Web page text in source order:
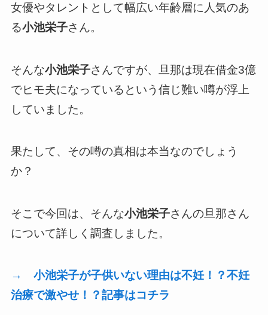
女優やタレントとして幅広い年齢層に人気のあ
る小池栄子さん。
そんな小池栄子さんですが、旦那は現在借金3億
でヒモ夫になっているという信じ難い噂が浮上
していました。
果たして、その噂の真相は本当なのでしょう
か？
そこで今回は、そんな小池栄子さんの旦那さん
について詳しく調査しました。
→ 小池栄子が子供いない理由は不妊！？不妊
治療で激やせ！？記事はコチラ